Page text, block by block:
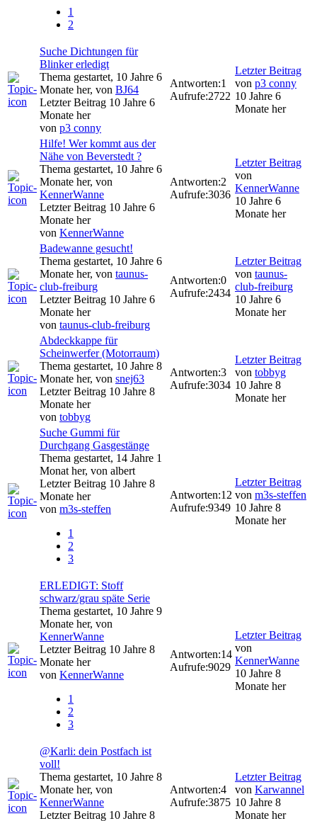
1
2
Suche Dichtungen für
Blinker erledigt
Thema gestartet, 10 Jahre 6
Monate her, von BJ64
Letzter Beitrag 10 Jahre 6
Monate her
von p3 conny
Antworten:1
Aufrufe:2722
Letzter Beitrag
von p3 conny
10 Jahre 6
Monate her
Hilfe! Wer kommt aus der
Nähe von Beverstedt ?
Thema gestartet, 10 Jahre 6
Monate her, von
KennerWanne
Letzter Beitrag 10 Jahre 6
Monate her
von KennerWanne
Antworten:2
Aufrufe:3036
Letzter Beitrag
von
KennerWanne
10 Jahre 6
Monate her
Badewanne gesucht!
Thema gestartet, 10 Jahre 6
Monate her, von taunus-
club-freiburg
Letzter Beitrag 10 Jahre 6
Monate her
von taunus-club-freiburg
Antworten:0
Aufrufe:2434
Letzter Beitrag
von taunus-
club-freiburg
10 Jahre 6
Monate her
Abdeckkappe für
Scheinwerfer (Motorraum)
Thema gestartet, 10 Jahre 8
Monate her, von snej63
Letzter Beitrag 10 Jahre 8
Monate her
von tobbyg
Antworten:3
Aufrufe:3034
Letzter Beitrag
von tobbyg
10 Jahre 8
Monate her
Suche Gummi für
Durchgang Gasgestänge
Thema gestartet, 14 Jahre 1
Monat her, von albert
Letzter Beitrag 10 Jahre 8
Monate her
von m3s-steffen
1
2
3
Antworten:12
Aufrufe:9349
Letzter Beitrag
von m3s-steffen
10 Jahre 8
Monate her
ERLEDIGT: Stoff
schwarz/grau späte Serie
Thema gestartet, 10 Jahre 9
Monate her, von
KennerWanne
Letzter Beitrag 10 Jahre 8
Monate her
von KennerWanne
1
2
3
Antworten:14
Aufrufe:9029
Letzter Beitrag
von
KennerWanne
10 Jahre 8
Monate her
@Karli: dein Postfach ist
voll!
Thema gestartet, 10 Jahre 8
Monate her, von
KennerWanne
Letzter Beitrag 10 Jahre 8
Antworten:4
Aufrufe:3875
Letzter Beitrag
von Karwannel
10 Jahre 8
Monate her